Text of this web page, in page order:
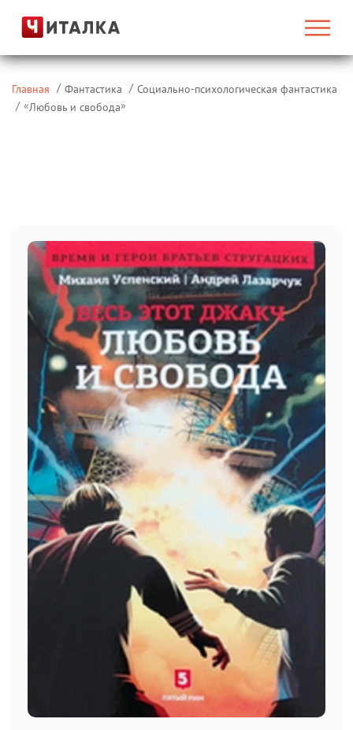
Главная Фантастика
Социально-психологическая фантастика
«Любовь и свобода»